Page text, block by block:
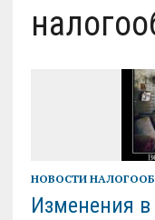
НОВОСТИ
Изменения